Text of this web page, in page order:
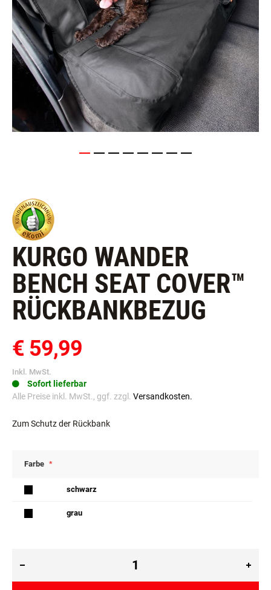
KURGO WANDER
BENCH SEAT COVER™
RÜCKBANKBEZUG
€ 59,99
Inkl. MwSt.
Sofort lieferbar
Alle Preise inkl. MwSt., ggf. zzgl. Versandkosten.
Zum Schutz der Rückbank
Farbe
schwarz
grau